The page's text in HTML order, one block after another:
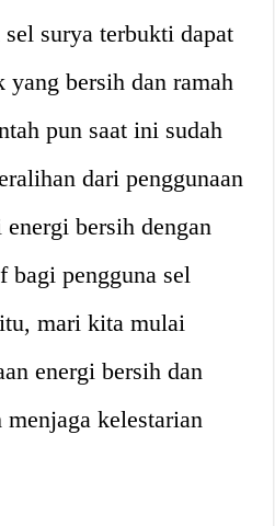
surya terbukti dapat
bersih dan ramah
pun saat ini sudah
dari penggunaan
bersih dengan
bagi pengguna sel
mari kita mulai
energi bersih dan
kelestarian